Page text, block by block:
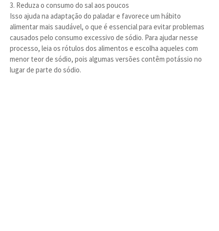
3. Reduza o consumo do sal aos poucos
Isso ajuda na adaptação do paladar e favorece um hábito
alimentar mais saudável, o que é essencial para evitar problemas
causados pelo consumo excessivo de sódio. Para ajudar nesse
processo, leia os rótulos dos alimentos e escolha aqueles com
menor teor de sódio, pois algumas versões contêm potássio no
lugar de parte do sódio.